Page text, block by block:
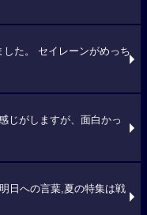
た。 セイレーンがめっち
じがしますが、面白かっ
日への言葉,夏の特集は戦